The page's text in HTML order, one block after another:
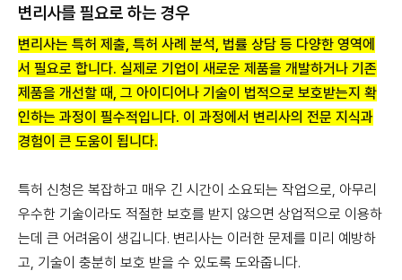
변리사를 필요로 하는 경우
변리사는 특허 제출, 특허 사례 분석, 법률 상담 등 다양한 영역에
서 필요로 합니다. 실제로 기업이 새로운 제품을 개발하거나 기존
제품을 개선할 때, 그 아이디어나 기술이 법적으로 보호받는지 확
인하는 과정이 필수적입니다. 이 과정에서 변리사의 전문 지식과
경험이 큰 도움이 됩니다.
특허 신청은 복잡하고 매우 긴 시간이 소요되는 작업으로, 아무리
우수한 기술이라도 적절한 보호를 받지 않으면 상업적으로 이용하
는데 큰 어려움이 생깁니다. 변리사는 이러한 문제를 미리 예방하
고, 기술이 충분히 보호 받을 수 있도록 도와줍니다.